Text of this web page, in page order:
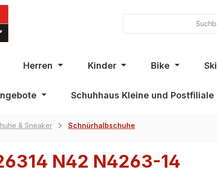
springen
Herren Kinder Bike Ski
Schuhhaus Kleine und Postfiliale
& Sneaker Schnürhalbschuhe
N42 N4263-14